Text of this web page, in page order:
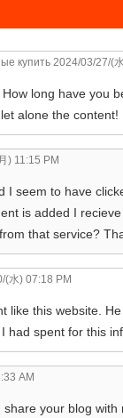
купить 2024/03/27/(
long have you
alone the content!
) 11:15 PM
I seem to have
is added I
that service?
(水) 07:18 PM
like this website.
had spent for this
AM
your blog